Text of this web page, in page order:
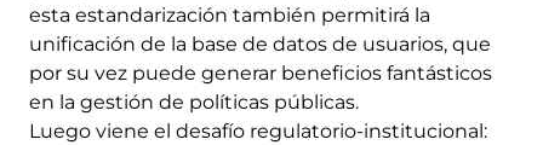
esta estandarización también permitirá la
unificación de la base de datos de usuarios, que
por su vez puede generar beneficios fantásticos
en la gestión de políticas públicas.
Luego viene el desafío regulatorio-institucional: